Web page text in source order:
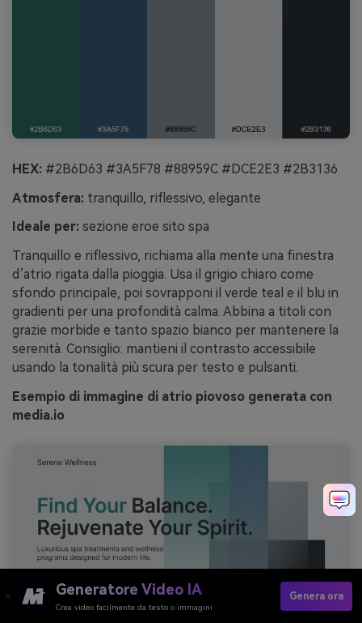
HEX: #2B6D63 #3A5F78 #88959C #DCE2E3 #2B3136
Atmosfera: tranquillo, riflessivo, elegante
Ideale per: sezione eroe sito spa
Tranquillo e riflessivo, richiama alla mente una finestra
d’atrio rigata dalla pioggia. Usa il grigio chiaro come
sfondo principale, poi sovrapponi il verde teal e il blu in
gradienti per una profondità calma. Abbina a titoli con
grazie morbide e tanto spazio bianco per mantenere la
serenità. Consiglio: mantieni il contrasto accessibile
usando la tonalità più scura per testo e pulsanti.
Esempio di immagine di atrio piovoso generata con
media.io
Generatore Video IA
Crea video facilmente da testo o immagini
Genera ora